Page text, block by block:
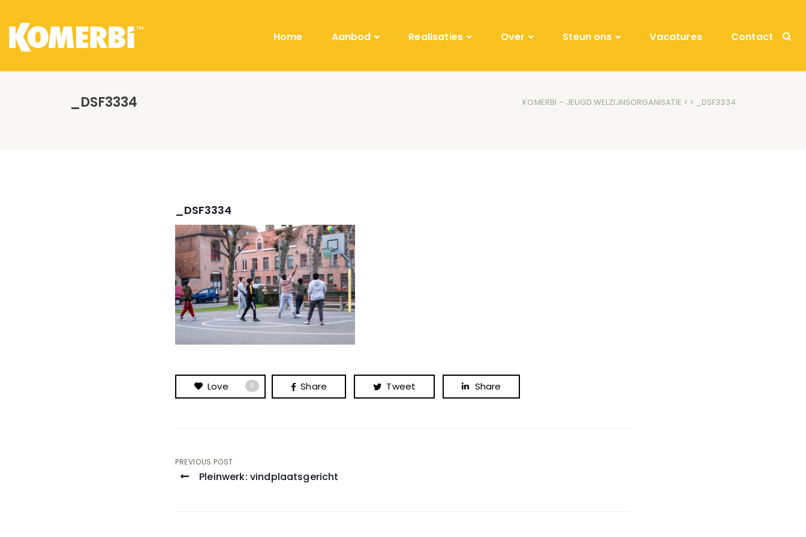
Home Aanbod Realisaties Over Steun ons Vacatures Contact
_DSF3334 KOMERBI – JEUGD WELZIJNSORGANISATIE > > _DSF3334
_DSF3334
Love 0 Share Tweet Share
Post
PREVIOUS POST
Pleinwerk: vindplaatsgericht